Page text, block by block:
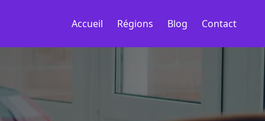
Accueil Régions Blog Contact